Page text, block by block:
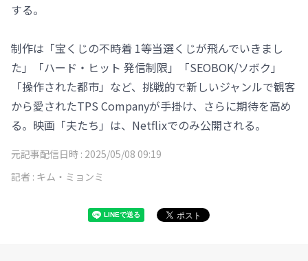
する。
制作は「宝くじの不時着 1等当選くじが飛んでいきまし
た」「ハード・ヒット 発信制限」「SEOBOK/ソボク」
「操作された都市」など、挑戦的で新しいジャンルで観客
から愛されたTPS Companyが手掛け、さらに期待を高め
る。映画「夫たち」は、Netflixでのみ公開される。
元記事配信日時 : 2025/05/08 09:19
記者 : キム・ミョンミ